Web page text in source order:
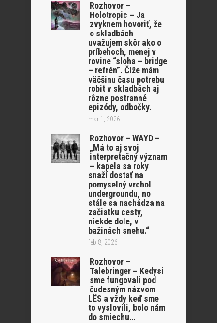
Rozhovor –
Holotropic – Ja
zvyknem hovoriť, že
o skladbách
uvažujem skôr ako o
príbehoch, menej v
rovine “sloha – bridge
– refrén”. Čiže mám
väčšinu času potrebu
robit v skladbách aj
rôzne postranné
epizódy, odbočky.
mar 1, 2026
Rozhovor – WAYD –
„Má to aj svoj
interpretačný význam
– kapela sa roky
snaží dostať na
pomyselný vrchol
undergroundu, no
stále sa nachádza na
začiatku cesty,
niekde dole, v
bažinách snehu.“
feb 8, 2026
Rozhovor –
Talebringer – Kedysi
sme fungovali pod
čudesným názvom
LËS a vždy keď sme
to vyslovili, bolo nám
do smiechu…